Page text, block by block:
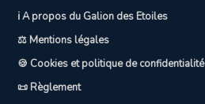
ℹ️ A propos du Galion des Etoiles
⚖️ Mentions légales
🍪 Cookies et politique de confidentialité
📜 Règlement